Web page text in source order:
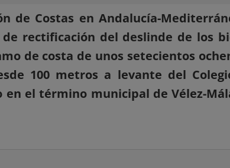
de Costas en Andalucía-
rectificación del deslinde de los
de costa de unos setecientos
100 metros a levante del
en el término municipal de Vélez-